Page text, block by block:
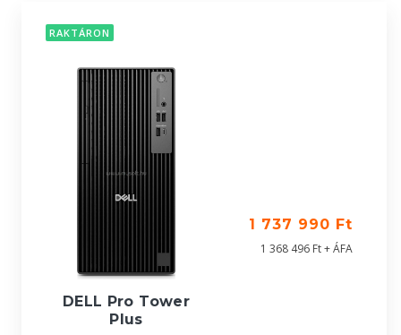
RAKTÁRON
DELL Pro Tower
Plus
1 737 990 Ft
1 368 496 Ft + ÁFA